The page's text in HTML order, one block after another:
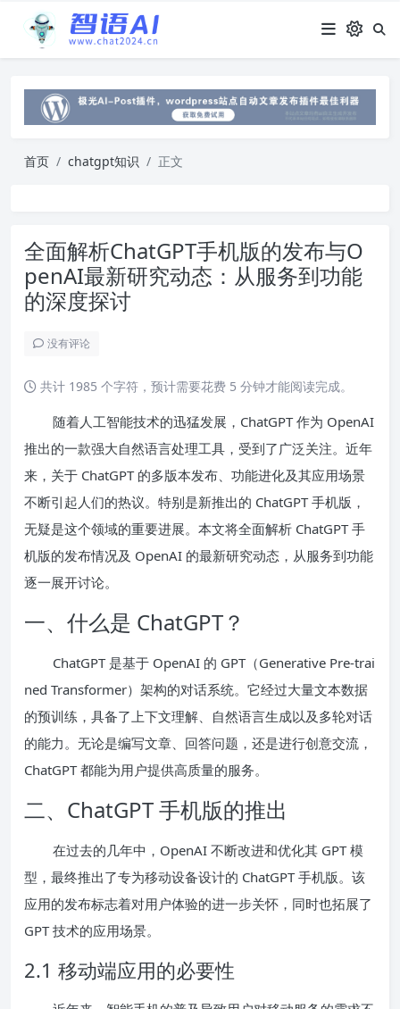
首页 chatgpt知识 正文
全面解析ChatGPT手机版的发布与O
penAI最新研究动态：从服务到功能
的深度探讨
没有评论
共计 1985 个字符，预计需要花费 5 分钟才能阅读完成。
随着人工智能技术的迅猛发展，ChatGPT 作为 OpenAI
推出的一款强大自然语言处理工具，受到了广泛关注。近年
来，关于 ChatGPT 的多版本发布、功能进化及其应用场景
不断引起人们的热议。特别是新推出的 ChatGPT 手机版，
无疑是这个领域的重要进展。本文将全面解析 ChatGPT 手
机版的发布情况及 OpenAI 的最新研究动态，从服务到功能
逐一展开讨论。
一、什么是 ChatGPT？
ChatGPT 是基于 OpenAI 的 GPT（Generative Pre-trai
ned Transformer）架构的对话系统。它经过大量文本数据
的预训练，具备了上下文理解、自然语言生成以及多轮对话
的能力。无论是编写文章、回答问题，还是进行创意交流，
ChatGPT 都能为用户提供高质量的服务。
二、ChatGPT 手机版的推出
在过去的几年中，OpenAI 不断改进和优化其 GPT 模
型，最终推出了专为移动设备设计的 ChatGPT 手机版。该
应用的发布标志着对用户体验的进一步关怀，同时也拓展了
GPT 技术的应用场景。
2.1 移动端应用的必要性